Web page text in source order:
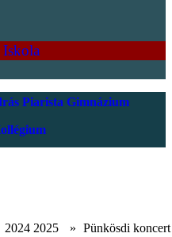
Piarista Gimnázium
2024 2025 » Pünkösdi koncert